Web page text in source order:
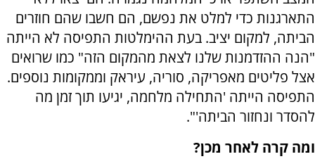
התארגנות כדי למלט את נפשם, הם חשבו שהם חוזרים
הביתה, למקום יציב. בעת ההימלטות התפיסה לא הייתה
"הנה ההזדמנות שלנו לצאת מהמקום הזה" כמו שרואים
אצל פליטים מאפריקה, סוריה, עיראק וממקומות נוספים.
התפיסה הייתה 'התחילה מלחמה, יגיעו תוך זמן מה
להסדר ונחזור הביתה'".
ומה קרה לאחר מכן?